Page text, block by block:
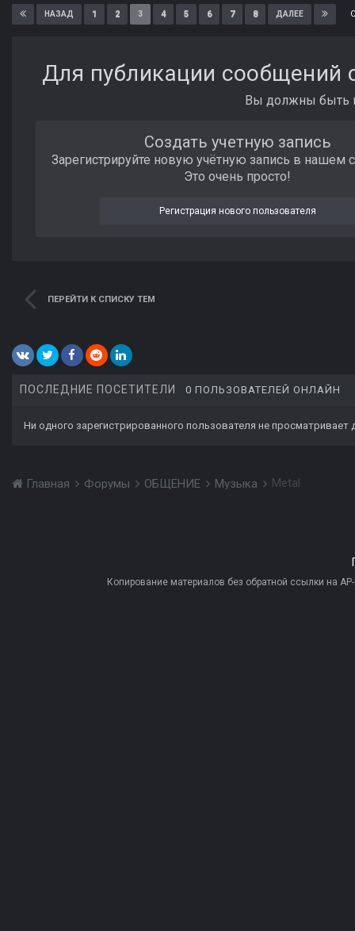
НАЗАД 1 2 3 4 5 6 7 8 ДАЛЕЕ
Для публикации сообщений
Вы должны быть
Создать учетную запись
Зарегистрируйте новую учётную запись в нашем
Это очень просто!
Регистрация нового пользователя
ПЕРЕЙТИ К СПИСКУ ТЕМ
ПОСЛЕДНИЕ ПОСЕТИТЕЛИ 0 ПОЛЬЗОВАТЕЛЕЙ ОНЛАЙН
Ни одного зарегистрированного пользователя не просматривает
Главная Форумы ОБЩЕНИЕ Музыка Metal
Копирование материалов без обратной ссылки на